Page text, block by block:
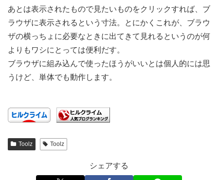
あとは表示されたもので見たいものをクリックすれば、ブ
ラウザに表示されるという寸法。とにかくこれが、ブラウ
ザの横っちょに必要なときに出てきて見れるというのが何
よりもワシにとっては便利だす。
ブラウザに組み込んで使ったほうがいいとは個人的には思
うけど、単体でも動作します。
Toolz Toolz
シェアする